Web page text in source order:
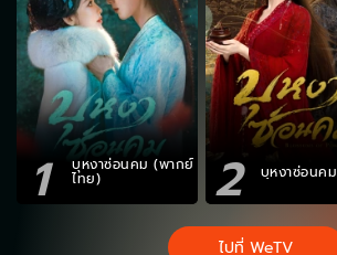
1 บุหงาซ่อนคม (พากย์
ไทย) 2 บุหงาซ่อนคม
ไปที่ WeTV